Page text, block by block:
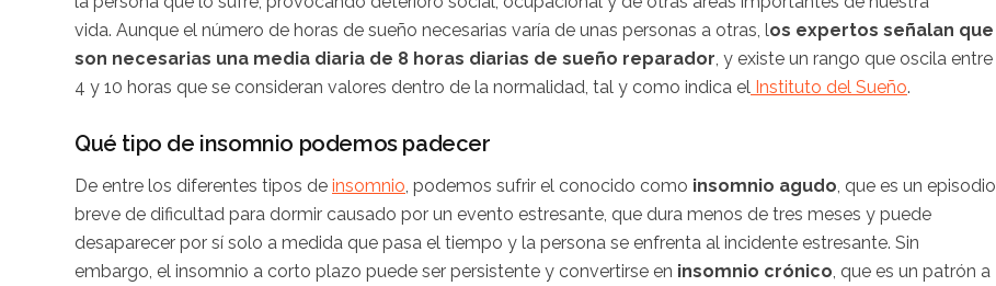
vida. Aunque el número de horas de sueño necesarias varía de unas personas a otras, los expertos señalan que
son necesarias una media diaria de 8 horas diarias de sueño reparador , y existe un rango que oscila entre
4 y 10 horas que se consideran valores dentro de la normalidad, tal y como indica el Instituto del Sueño.
Qué tipo de insomnio podemos padecer
De entre los diferentes tipos de insomnio , podemos sufrir el conocido como insomnio agudo , que es un episodio
breve de dificultad para dormir causado por un evento estresante, que dura menos de tres meses y puede
desaparecer por sí solo a medida que pasa el tiempo y la persona se enfrenta al incidente estresante. Sin
embargo, el insomnio a corto plazo puede ser persistente y convertirse en insomnio crónico , que es un patrón a